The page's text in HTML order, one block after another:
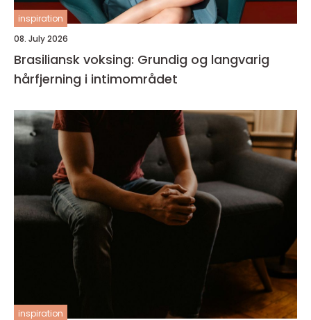
inspiration
08. July 2026
Brasiliansk voksing: Grundig og langvarig
hårfjerning i intimområdet
inspiration